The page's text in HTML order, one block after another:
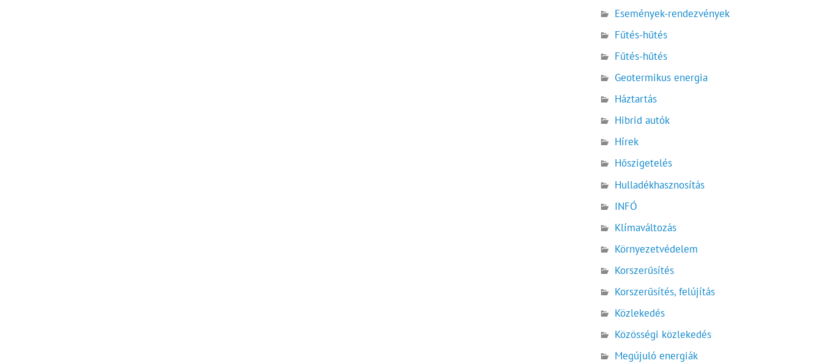
Események-rendezvények
Fűtés-hűtés
Fűtés-hűtés
Geotermikus energia
Háztartás
Hibrid autók
Hírek
Hőszigetelés
Hulladékhasznosítás
INFÓ
Klímaváltozás
Környezetvédelem
Korszerűsítés
Korszerűsítés, felújítás
Közlekedés
Közösségi közlekedés
Megújuló energiák